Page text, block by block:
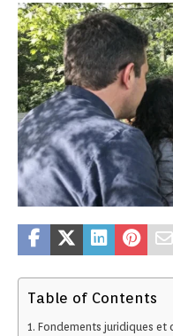
Table of Contents
Fondements juridiques et